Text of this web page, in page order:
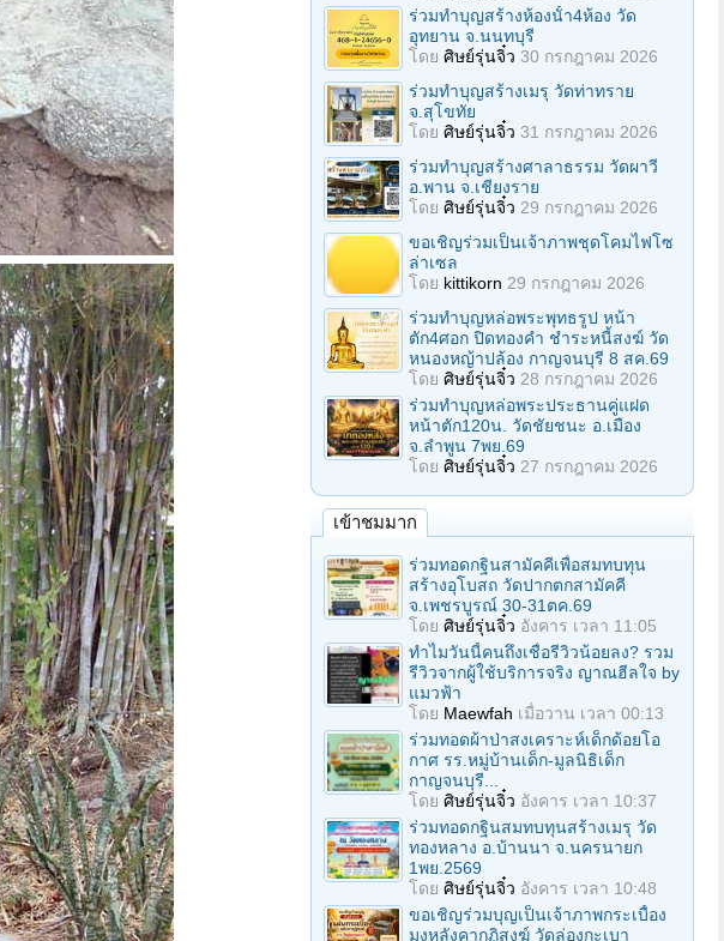
ร่วมทําบุญสร้างห้องนั้า4ห้อง วัด
อุทยาน จ.นนทบุรี
โดย ศิษย์รุ่นจิ๋ว 30 กรกฎาคม 2026
ร่วมทําบุญสร้างเมรุ วัดท่าทราย
จ.สุโขทัย
โดย ศิษย์รุ่นจิ๋ว 31 กรกฎาคม 2026
ร่วมทําบุญสร้างศาลาธรรม วัดผาวี
อ.พาน จ.เชียงราย
โดย ศิษย์รุ่นจิ๋ว 29 กรกฎาคม 2026
ขอเชิญร่วมเป็นเจ้าภาพชุดโคมไฟโซ
ล่าเซล
โดย kittikorn 29 กรกฎาคม 2026
ร่วมทําบุญหล่อพระพุทธรูป หน้า
ตัก4ศอก ปิดทองคํา ชําระหนี้สงฆ์ วัด
หนองหญ้าปล้อง กาญจนบุรี 8 สค.69
โดย ศิษย์รุ่นจิ๋ว 28 กรกฎาคม 2026
ร่วมทําบุญหล่อพระประธานคู่แฝด
หน้าตัก120น. วัดชัยชนะ อ.เมือง
จ.ลำพูน 7พย.69
โดย ศิษย์รุ่นจิ๋ว 27 กรกฎาคม 2026
เข้าชมมาก
ร่วมทอดกฐินสามัคคีเพื่อสมทบทุน
สร้างอุโบสถ วัดปากตกสามัคคี
จ.เพชรบูรณ์ 30-31ตค.69
โดย ศิษย์รุ่นจิ๋ว อังคาร เวลา 11:05
ทำไมวันนี้คนถึงเชื่อรีวิวน้อยลง? รวม
รีวิวจากผู้ใช้บริการจริง ญาณฮีลใจ by
แมวฟ้า
โดย Maewfah เมื่อวาน เวลา 00:13
ร่วมทอดผ้าป่าสงเคราะห์เด็กด้อยโอ
กาศ รร.หมู่บ้านเด็ก-มูลนิธิเด็ก
กาญจนบุรี...
โดย ศิษย์รุ่นจิ๋ว อังคาร เวลา 10:37
ร่วมทอดกฐินสมทบทุนสร้างเมรุ วัด
ทองหลาง อ.บ้านนา จ.นครนายก
1พย.2569
โดย ศิษย์รุ่นจิ๋ว อังคาร เวลา 10:48
ขอเชิญร่วมบุญเป็นเจ้าภาพกระเบื้อง
มุงหลังคากุฏิสงฆ์ วัดล่องกะเบา